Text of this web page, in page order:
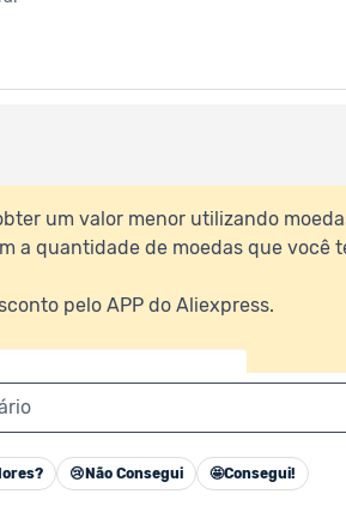
só será praticado no final da compra, ao
Produtos com este selo são
e com prazo de entrega mais rápido.
será grátis
um valor menor utilizando
a quantidade de moedas que você
😢 Não Consegui 🤩Consegui!